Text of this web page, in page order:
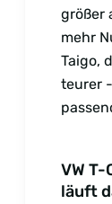
größer
mehr
Taigo,
teurer
VW
läuft